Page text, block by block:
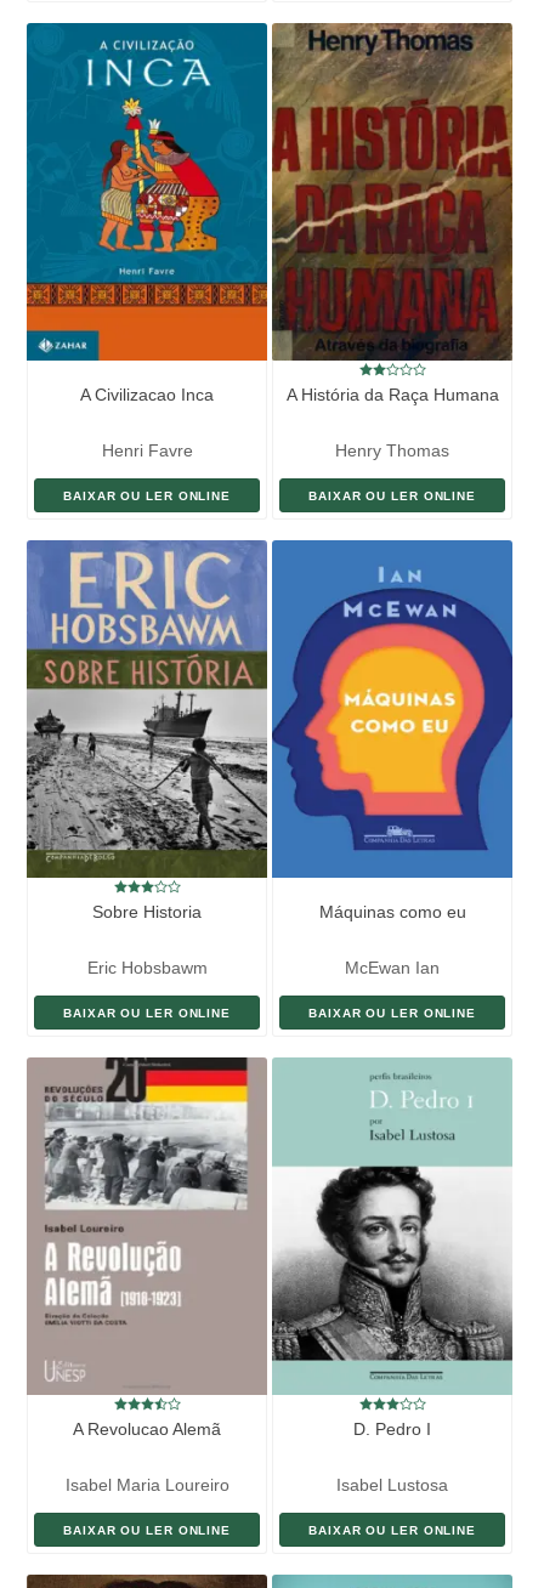
A Civilizacao Inca
Henri Favre
BAIXAR OU LER ONLINE
A História da Raça Humana
Henry Thomas
BAIXAR OU LER ONLINE
Sobre Historia
Eric Hobsbawm
BAIXAR OU LER ONLINE
Máquinas como eu
McEwan Ian
BAIXAR OU LER ONLINE
A Revolucao Alemã
Isabel Maria Loureiro
BAIXAR OU LER ONLINE
D. Pedro I
Isabel Lustosa
BAIXAR OU LER ONLINE